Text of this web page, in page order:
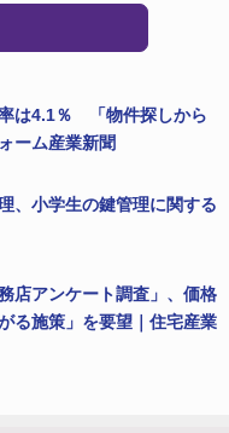
率は4.1％ 「物件探しから
ーム産業新聞
、小学生の鍵管理に関する
店アンケート調査」、価格
る施策」を要望｜住宅産業